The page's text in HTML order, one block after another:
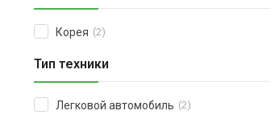
Корея (2)
Тип техники
Легковой автомобиль (2)